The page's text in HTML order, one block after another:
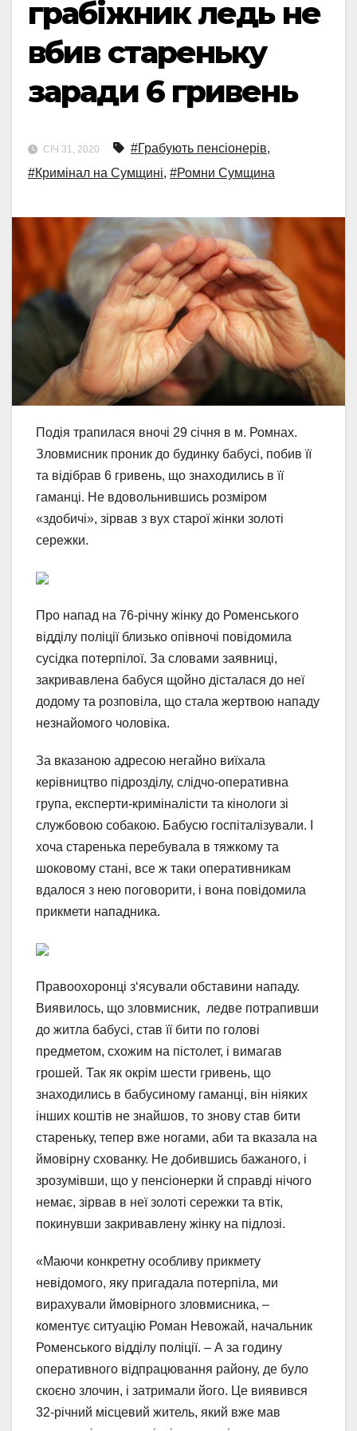
грабіжник ледь не
вбив стареньку
заради 6 гривень
СІЧ 31, 2020 #Грабують пенсіонерів,
#Кримінал на Сумщині, #Ромни Сумщина
Подія трапилася вночі 29 січня в м. Ромнах.
Зловмисник проник до будинку бабусі, побив її
та відібрав 6 гривень, що знаходились в її
гаманці. Не вдовольнившись розміром
«здобичі», зірвав з вух старої жінки золоті
сережки.
Про напад на 76-річну жінку до Роменського
відділу поліції близько опівночі повідомила
сусідка потерпілої. За словами заявниці,
закривавлена бабуся щойно дісталася до неї
додому та розповіла, що стала жертвою нападу
незнайомого чоловіка.
За вказаною адресою негайно виїхала
керівництво підрозділу, слідчо-оперативна
група, експерти-криміналісти та кінологи зі
службовою собакою. Бабусю госпіталізували. І
хоча старенька перебувала в тяжкому та
шоковому стані, все ж таки оперативникам
вдалося з нею поговорити, і вона повідомила
прикмети нападника.
Правоохоронці з‘ясували обставини нападу.
Виявилось, що зловмисник, ледве потрапивши
до житла бабусі, став її бити по голові
предметом, схожим на пістолет, і вимагав
грошей. Так як окрім шести гривень, що
знаходились в бабусиному гаманці, він ніяких
інших коштів не знайшов, то знову став бити
стареньку, тепер вже ногами, аби та вказала на
ймовірну схованку. Не добившись бажаного, і
зрозумівши, що у пенсіонерки й справді нічого
немає, зірвав в неї золоті сережки та втік,
покинувши закривавлену жінку на підлозі.
«Маючи конкретну особливу прикмету
невідомого, яку пригадала потерпіла, ми
вирахували ймовірного зловмисника, –
коментує ситуацію Роман Невожай, начальник
Роменського відділу поліції. – А за годину
оперативного відпрацювання району, де було
скоєно злочин, і затримали його. Це виявився
32-річний місцевий житель, який вже мав